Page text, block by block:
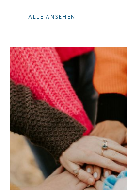
ALLE ANSEHEN